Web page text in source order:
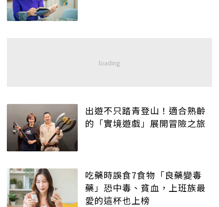
出遊不只踏青登山！適合熟齡
的「實境遊戲」展開冒險之旅
吃藥時誤食7食物「良藥變毒
藥」恐中毒、貧血，上班族最
愛的這杯也上榜